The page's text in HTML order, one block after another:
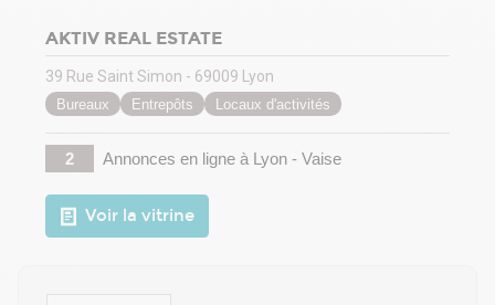
AKTIV REAL ESTATE
39 Rue Saint Simon - 69009 Lyon
Bureaux Entrepôts Locaux d'activités
2 Annonces en ligneà Lyon - Vaise
Voir la vitrine